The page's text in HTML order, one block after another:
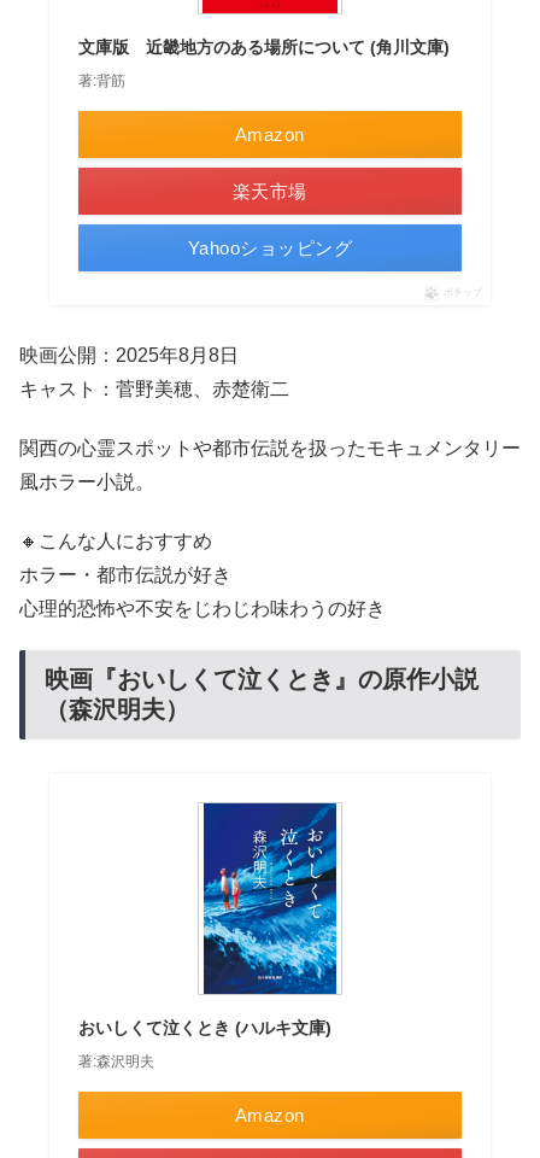
文庫版 近畿地方のある場所について (角川文庫)
著:背筋
Amazon
楽天市場
Yahooショッピング
ポチップ
映画公開：2025年8月8日
キャスト：菅野美穂、赤楚衛二
関西の心霊スポットや都市伝説を扱ったモキュメンタリー
風ホラー小説。
🔸こんな人におすすめ
ホラー・都市伝説が好き
心理的恐怖や不安をじわじわ味わうの好き
映画『おいしくて泣くとき』の原作小説
（森沢明夫）
おいしくて泣くとき (ハルキ文庫)
著:森沢明夫
Amazon